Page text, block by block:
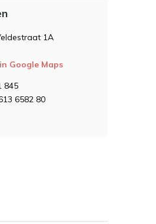
1A
Google Maps
845
6582 80